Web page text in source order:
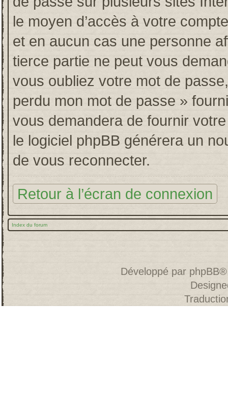
le moyen d’accès à votre
et en aucun cas une personne
tierce partie ne peut vous
vous oubliez votre mot de
perdu mon mot de passe »
vous demandera de fournir
le logiciel phpBB générera un
de vous reconnecter.
Retour à l’écran de connexion
Index du forum
Développé par phpBB®